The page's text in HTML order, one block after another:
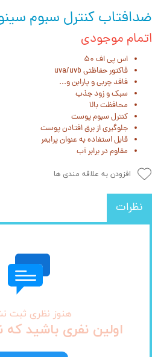
ضدافتاب کنترل سبوم
اتمام موجودی
اس پی اف ۵۰
فاکتور حفاظتی uva/uvb
فاقد چربی و پارابن و...
سبک و زود جذب
محافظت بالا
کنترل سبوم پوست
جلوگیری از برق افتادن پوست
قابل استفاده به عنوان پرایمر
مقاوم در برابر آب
افزودن به علاقه مندی ها
نظرات
هنوز نظری ثبت
اولین نفری باشید